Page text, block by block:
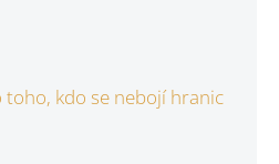
toho, kdo se nebojí hranic